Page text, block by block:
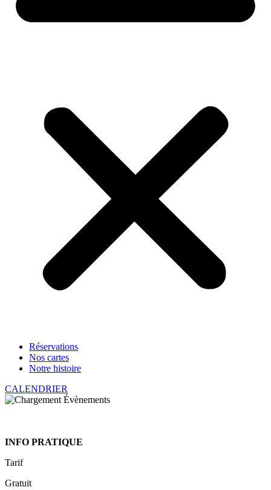
Réservations
Nos cartes
Notre histoire
CALENDRIER
INFO PRATIQUE
Tarif
Gratuit